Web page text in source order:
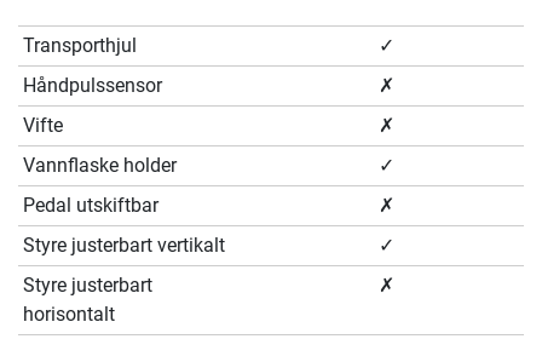
Transporthjul
✓
Håndpulssensor
✗
Vifte
✗
Vannflaske holder
✓
Pedal utskiftbar
✗
Styre justerbart vertikalt
✓
Styre justerbart
horisontalt
✗